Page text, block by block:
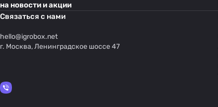
на новости и акции
Связаться с нами
hello@igrobox.net
г. Москва, Ленинградское шоссе 47